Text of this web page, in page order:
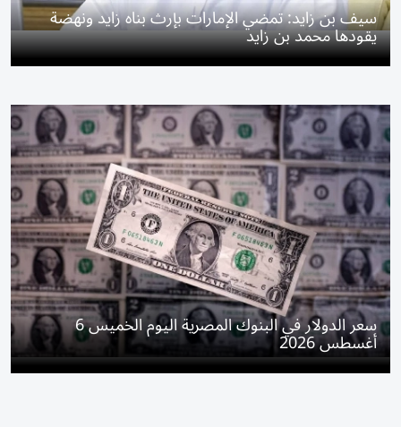
سيف بن زايد: تمضي الإمارات بإرث بناه زايد ونهضة
يقودها محمد بن زايد
سعر الدولار في البنوك المصرية اليوم الخميس 6
أغسطس 2026